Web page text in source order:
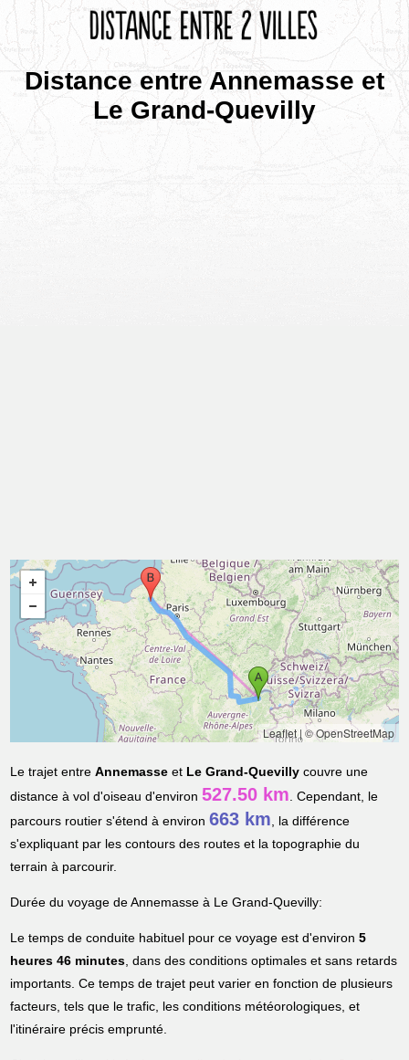
Distance entre Annemasse et
Le Grand-Quevilly
Leaflet| © OpenStreetMap
Le trajet entreAnnemasse et Le Grand-Quevilly couvre une
distance à vol d'oiseau d'environ527.50 km. Cependant, le
parcours routier s'étend à environ663 km, la différence
s'expliquant par les contours des routes et la topographie du
terrain à parcourir.
Durée du voyage de Annemasse à Le Grand-Quevilly:
Le temps de conduite habituel pour ce voyage est d'environ5
heures 46 minutes, dans des conditions optimales et sans retards
importants. Ce temps de trajet peut varier en fonction de plusieurs
facteurs, tels que le trafic, les conditions météorologiques, et
l'itinéraire précis emprunté.